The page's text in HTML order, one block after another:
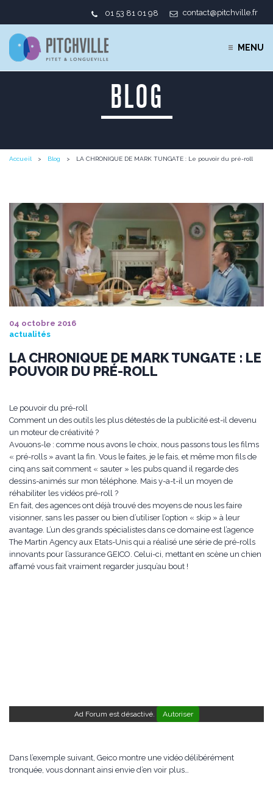
01 53 81 01 98 contact@pitchville.fr
MENU
BLOG
Accueil Blog LA CHRONIQUE DE MARK TUNGATE : Le pouvoir du pré-roll
04 octobre 2016
actualités
LA CHRONIQUE DE MARK TUNGATE : LE
POUVOIR DU PRÉ-ROLL
Le pouvoir du pré-roll
Comment un des outils les plus détestés de la publicité est-il devenu
un moteur de créativité ?
Avouons-le : comme nous avons le choix, nous passons tous les films
« pré-rolls » avant la fin. Vous le faites, je le fais, et même mon fils de
cinq ans sait comment « sauter » les pubs quand il regarde des
dessins-animés sur mon téléphone. Mais y-a-t-il un moyen de
réhabiliter les vidéos pré-roll ?
En fait, des agences ont déjà trouvé des moyens de nous les faire
visionner, sans les passer ou bien d’utiliser l’option « skip » à leur
avantage. L’un des grands spécialistes dans ce domaine est l’agence
The Martin Agency aux Etats-Unis qui a réalisé une série de pré-rolls
innovants pour l’assurance GEICO. Celui-ci, mettant en scène un chien
affamé vous fait vraiment regarder jusqu’au bout !
Ad Forum est désactivé. Autoriser
Dans l’exemple suivant, Geico montre une vidéo délibérément
tronquée, vous donnant ainsi envie d’en voir plus…